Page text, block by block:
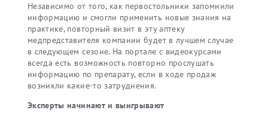
Независимо от того, как первостольники запомнили
информацию и смогли применить новые знания на
практике, повторный визит в эту аптеку
медпредставителя компании будет в лучшем случае
в следующем сезоне. На портале с видеокурсами
всегда есть возможность повторно прослушать
информацию по препарату, если в ходе продаж
возникли какие-то затруднения.
Эксперты начинают и выигрывают